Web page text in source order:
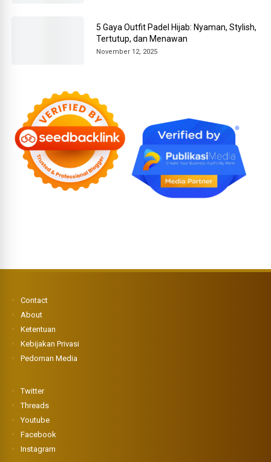
5 Gaya Outfit Padel Hijab: Nyaman, Stylish,
Tertutup, dan Menawan
November 12, 2025
Contact
About
Ketentuan
Kebijakan Privasi
Pedoman Media
Twitter
Threads
Youtube
Facebook
Instagram